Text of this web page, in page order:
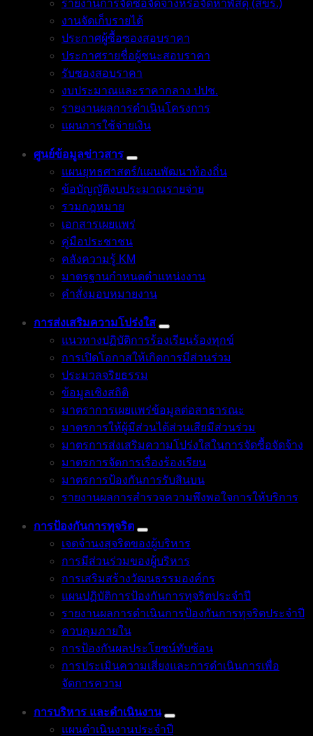
รายงานการจัดซื้อจัดจ้างหรือจัดหาพัสดุ (สขร.)
งานจัดเก็บรายได้
ประกาศผู้ซื้อซองสอบราคา
ประกาศรายชื่อผู้ชนะสอบราคา
รับซองสอบราคา
งบประมาณและราคากลาง ปปช.
รายงานผลการดำเนินโครงการ
แผนการใช้จ่ายเงิน
ศูนย์ข้อมูลข่าวสาร
แผนยุทธศาสตร์/แผนพัฒนาท้องถิ่น
ข้อบัญญัติงบประมาณรายจ่าย
รวมกฎหมาย
เอกสารเผยแพร่
คู่มือประชาชน
คลังความรู้ KM
มาตรฐานกำหนดตำแหน่งงาน
คำสั่งมอบหมายงาน
การส่งเสริมความโปร่งใส
แนวทางปฏิบัติการร้องเรียนร้องทุกข์
การเปิดโอกาสให้เกิดการมีส่วนร่วม
ประมวลจริยธรรม
ข้อมูลเชิงสถิติ
มาตราการเผยแพร่ข้อมูลต่อสาธารณะ
มาตรการให้ผู้มีส่วนได้ส่วนเสียมีส่วนร่วม
มาตรการส่งเสริมความโปร่งใสในการจัดซื้อจัดจ้าง
มาตรการจัดการเรื่องร้องเรียน
มาตรการป้องกันการรับสินบน
รายงานผลการสำรวจความพึงพอใจการให้บริการ
การป้องกันการทุจริต
เจตจำนงสุจริตของผู้บริหาร
การมีส่วนร่วมของผู้บริหาร
การเสริมสร้างวัฒนธรรมองค์กร
แผนปฏิบัติการป้องกันการทุจริตประจำปี
รายงานผลการดำเนินการป้องกันการทุจริตประจำปี
ควบคุมภายใน
การป้องกันผลประโยชน์ทับซ้อน
การประเมินความเสี่ยงและการดำเนินการเพื่อ
จัดการความ
การบริหาร และดำเนินงาน
แผนดำเนินงานประจำปี